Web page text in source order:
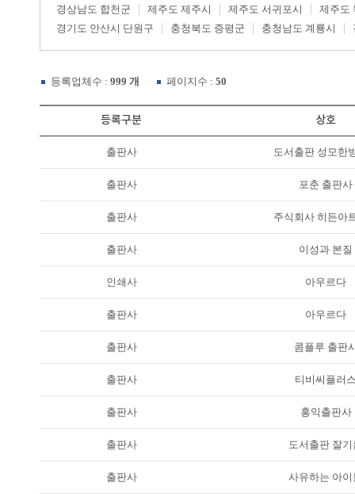
경상남도 합천군
제주도 제주시 제주도 서귀포시
제주도
경기도 안산시 단원구
충청북도 증평군 충청남도 계룡시
등록업체수 : 999 개 페이지수 : 50
등록구분 상호
출판사 도서출판 성모한
출판사 포춘 출판사
출판사 주식회사 히든아
출판사 이성과 본질
인쇄사 아우르다
출판사 아우르다
출판사 콤플루 출판
출판사 티비씨플러
출판사 홍익출판사
출판사 도서출판 잘기
출판사 사유하는 아이